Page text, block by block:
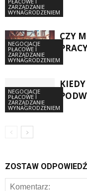
ZARZĄDZANIE
WYNAGRODZENIEM
NEGOCJACJE
PŁACOWE I
ZARZĄDZANIE
WYNAGRODZENIEM
CZY
NEGOCJACJE
PŁACOWE I
ZARZĄDZANIE
WYNAGRODZENIEM
ZOSTAW ODPOWIEDŹ